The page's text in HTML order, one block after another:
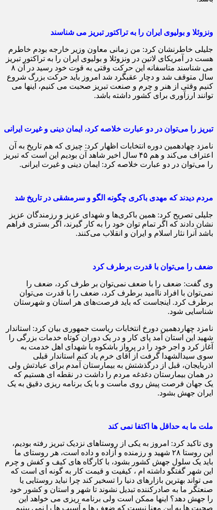
ونزوئلا و بولیوی ایران را به تراکتور تبریز می شناسند
جلیلی خاطرنشان کرد: من زمانی معاون وزیر خارجه بودم خاطرم
هست در آمریکای لاتین در ونزوئلا و بولیوی ایران را به تراکتور تبریز
می شناسند متاسفانه این حرکت وقتی به قوت خود رسید در آن ۸
سال متوقف شد و دچار عقبگرد شد امروز باید حرکت بزرگ شروع
کنیم وقتی از هنر و چرم و صنعت تبریز صحبت می کنیم، اینها می
توانند ارزآوری برای کشور داشته باشد.
تبریز را می‌توان در دو عبارت خلاصه کرد، ایمان دینی و غیرت ایرانی
نامزد چهادهمین دوره انتخابات اظهار کرد: چیزی که هم تاریخ به آن
اعتراف می‌کند و هم ۴۵ سال اخیر شاهد آن بودیم این است که تبریز
را می‌توان در دو عبارت خلاصه کرد: ایمان دینی و غیرت ایرانی.
مردم دیدند که مهدی باکری چگونه الگو و سرمشقی در تاریخ شد
جلیلی تصریح کرد: همین باکری‌ها و شهدای عزیز و رزمندگان عزیز
نشان دادند که اگر تمام توان خود را به کار گیرند، اگر بستری فراهم
باشد آنرا نثار اسلام و ایران و انقلاب می‌کنند.
ضعف را می‌توان با قدرت برطرف کرد
وی گفت: ضعف را با ضعف نمی‌توان بر طرف کرد، ضعف را
نمی‌توان با افراد ناامید برطرف کرد، ضعف را با قدرت می‌توان
برطرف کرد. اینجاست که باید فرصت‌های هر استان و شهرستان
شناسایی شود.
نامزد چهاردهمین دورخ انتخابات ریاست جمهوری بیان کرد: استاندار
شهید این استان آمد پای کار و در یک دوران کوتاه خدمات بزرگی را
آغاز کرد و اجر خود را در پرواز باشکوه با شهدای اهل خدمت به
سوی سیدالشهدا گرفت از آقای خرم یاد کنم استاندار قبلی
اذربایجان، قبل از درگذشتش به بیمارستان آمدم برای عیادتش ولی
در همان بیمارستان دغدغه مردم را داشت در نقطه ای هستیم که
یک جهان فرصت پیش روی ماست و با یک برنامه ریزی دقیق به یک
ایران جهش بشود.
ملت ما به حداقل ها اکتفا نمی کند
وی تاکید کرد: امروز به یکی از روستاهای نزدیک تبریز رفته بودیم،
این روستا ۲۸ شهید و رزمنده و آزاده و داده است، هر روستای ما
باید یک سلول جهش کشور بشود، با کارگاه های کیف و کفش و چرم
این شهر گفتگو داشته ام ، کیفیت و قیمت کار به گونه ای است که
می تواند بهترین بازارهای دنیا را تسخیر کند چرا نباید روستایی یا
صنعتگر ما به صادرکننده تبدیل نشوند تا شهر و استان و کشور خود
را جهش دهد؟ اینها ممکن است ولی برنامه ریزی می خواهد این
صحبت ها به این معنا نیست که ضعف ها و آسیب ها را نمی بینیم